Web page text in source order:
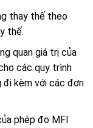
thay thế theo
thế.
quan giá trị của
các quy trình
đi kèm với các đơn
phép đo MFI